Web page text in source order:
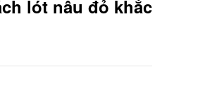
lót nâu đỏ khắc